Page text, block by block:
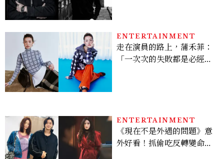
ENTERTAINMENT
走在演員的路上，蒲禾菲：
「一次次的失敗都是必經過
ENTERTAINMENT
《現在不是外遇的問題》意
外好看！抓偷吃反轉變命